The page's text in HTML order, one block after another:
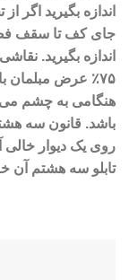
اندازه بگیرید اگر
جای کف تا سقف
اندازه بگیرید.
۷۵٪ عرض مبلمان
هنگامی به چشم می
باشد. قانون سه
روی یک دیوار خالی
تابلو سه هشتم آن